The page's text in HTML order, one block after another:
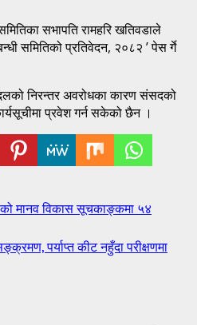
सभापति रामहरि खतिवडाले
समितिको प्रतिवेदन, २०८२ ’ पेस र्गे
निरन्तर अवरोधका कारण संसदको
प्रवेश गर्न सकेको छैन ।
मानव विकास सूचकाङ्कमा ५४
पर्याप्त कीट नहुँदा परीक्षणमा